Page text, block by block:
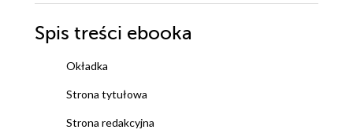
Spis treści ebooka
Okładka
Strona tytułowa
Strona redakcyjna